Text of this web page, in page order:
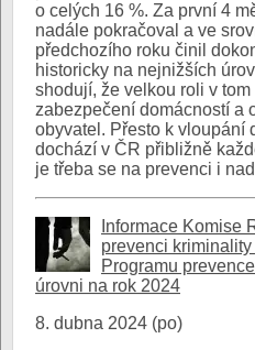
o celých 16 %. Za první 4
nadále pokračoval a ve
předchozího roku činil
historicky na nejnižších
shodují, že velkou roli v
zabezpečení domácností a
obyvatel. Přesto k vloupání
dochází v ČR přibližně
je třeba se na prevenci i
Informace Komise
prevenci
Programu
úrovni na rok 2024
8. dubna 2024 (po)